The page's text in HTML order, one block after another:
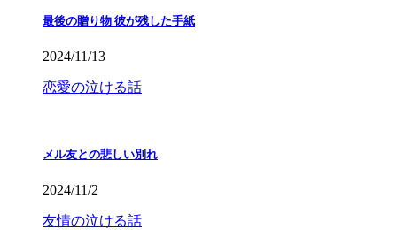
最後の贈り物 彼が残した手紙
2024/11/13
恋愛の泣ける話
メル友との悲しい別れ
2024/11/2
友情の泣ける話